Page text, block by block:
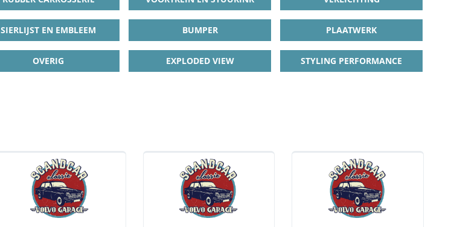
SIERLIJST EN EMBLEEM BUMPER PLAATWERK
OVERIG EXPLODED VIEW STYLING PERFORMANCE